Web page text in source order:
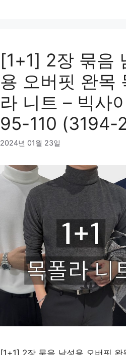
[1+1] 2장 묶음
용 오버핏 완목
라 니트 – 빅사
95-110 (3194-
2024년 01월 23일